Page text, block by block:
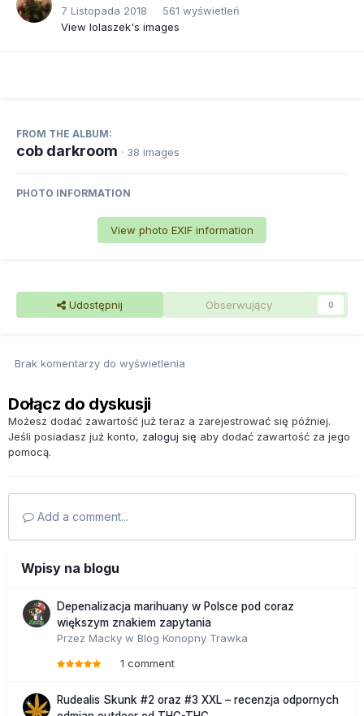
7 Listopada 2018
561 wyświetleń
View lolaszek's images
FROM THE ALBUM:
cob darkroom · 38 images
PHOTO INFORMATION
View photo EXIF information
Udostępnij Obserwujący 0
Brak komentarzy do wyświetlenia
Dołącz do dyskusji
Możesz dodać zawartość już teraz a zarejestrować się później.
Jeśli posiadasz już konto, zaloguj się aby dodać zawartość za jego
pomocą.
Add a comment...
Wpisy na blogu
Depenalizacja marihuany w Polsce pod coraz
większym znakiem zapytania
Przez Macky w Blog Konopny Trawka
1 comment
Rudealis Skunk #2 oraz #3 XXL – recenzja odpornych